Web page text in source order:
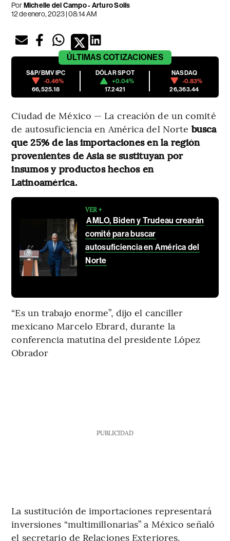
PorMichelle del Campo-Arturo Solís
12 de enero, 2023 | 08:14 AM
ÚLTIMAS COTIZACIONES
S&P/BMV IPC
-0.46%
66,525.18
DÓLAR SPOT
+0.04%
17.2421
NASDAQ
-0.83%
26,363.44
Ciudad de México — La creación de un comité
de autosuficiencia en América del Norte busca
que 25% de las importaciones en la región
provenientes de Asia se sustituyan por
insumos y productos hechos en
Latinoamérica.
VER +
AMLO, Biden y Trudeau crearán
comité para buscar
autosuficiencia en América del
Norte
“Es un trabajo enorme”, dijo el canciller
mexicano Marcelo Ebrard, durante la
conferencia matutina del presidente López
Obrador
PUBLICIDAD
La sustitución de importaciones representará
inversiones “multimillonarias” a México señaló
el secretario de Relaciones Exteriores.